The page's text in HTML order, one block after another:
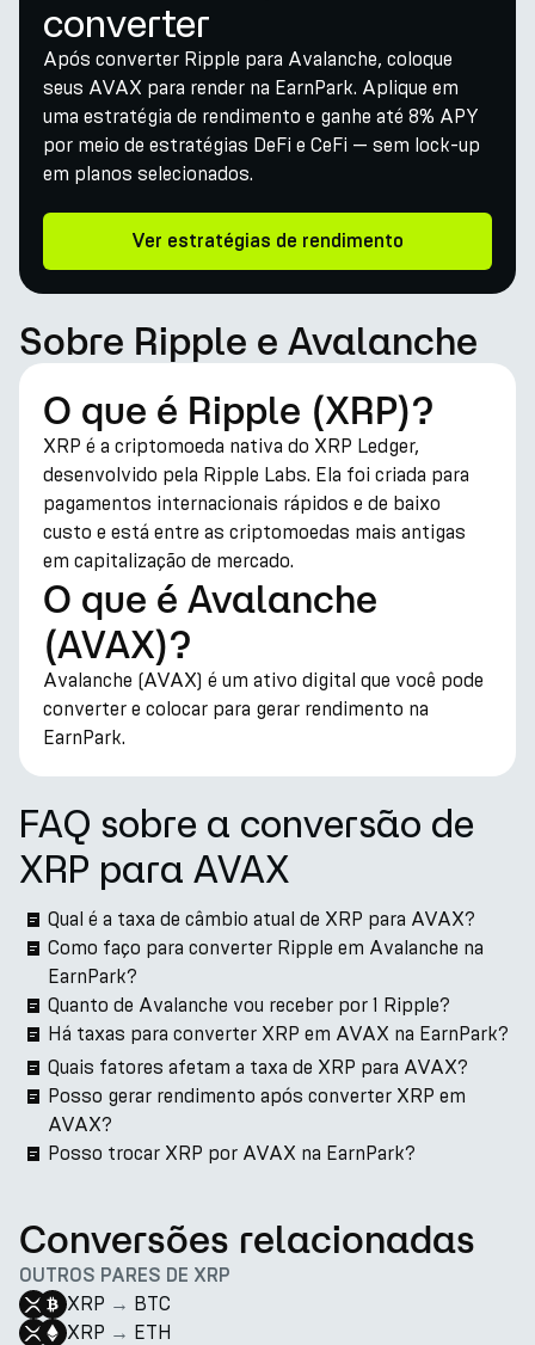
converter
Após converter Ripple para Avalanche, coloque
seus AVAX para render na EarnPark. Aplique em
uma estratégia de rendimento e ganhe até 8% APY
por meio de estratégias DeFi e CeFi — sem lock-up
em planos selecionados.
Ver estratégias de rendimento
Sobre Ripple e Avalanche
O que é Ripple (XRP)?
XRP é a criptomoeda nativa do XRP Ledger,
desenvolvido pela Ripple Labs. Ela foi criada para
pagamentos internacionais rápidos e de baixo
custo e está entre as criptomoedas mais antigas
em capitalização de mercado.
O que é Avalanche
(AVAX)?
Avalanche (AVAX) é um ativo digital que você pode
converter e colocar para gerar rendimento na
EarnPark.
FAQ sobre a conversão de
XRP para AVAX
Qual é a taxa de câmbio atual de XRP para AVAX?
Como faço para converter Ripple em Avalanche na
EarnPark?
Quanto de Avalanche vou receber por 1 Ripple?
Há taxas para converter XRP em AVAX na EarnPark?
Quais fatores afetam a taxa de XRP para AVAX?
Posso gerar rendimento após converter XRP em
AVAX?
Posso trocar XRP por AVAX na EarnPark?
Conversões relacionadas
OUTROS PARES DE XRP
XRP → BTC
XRP → ETH